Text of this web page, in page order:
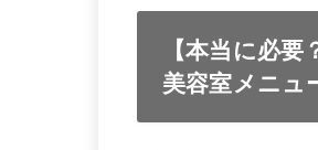
【本当に必
美容室メニュ